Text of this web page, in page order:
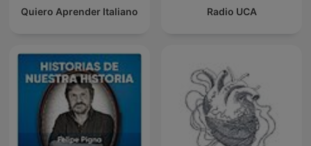
Quiero Aprender Italiano Radio UCA